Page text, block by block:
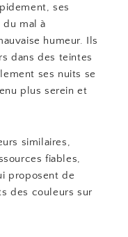
ses
du mal à
humeur. Ils
dans des teintes
ses nuits se
plus serein et
similaires,
fiables,
proposent de
des couleurs sur